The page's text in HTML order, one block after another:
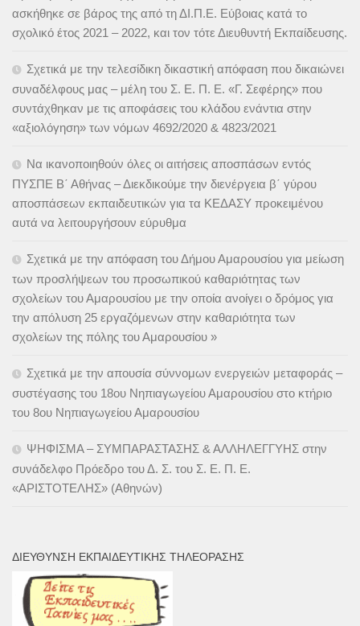
ασκήθηκε σε βάρος της από τη ΔΙ.Π.Ε. Εύβοιας κατά το
σχολικό έτος 2021 – 2022, και τον τότε Διευθυντή Εκπαίδευσης.
Σχετικά με την τελεσίδικη δικαστική απόφαση που δικαιώνει
συναδέλφους μας – μέλη του Σ. Ε. Π. Ε. «Γ. Σεφέρης» που
συντάχθηκαν με τις αποφάσεις του κλάδου ενάντια στην
«αξιολόγηση» των νόμων 4692/2020 & 4823/2021
Να ικανοποιηθούν όλες οι αιτήσεις αποσπάσων εντός
ΠΥΣΠΕ Β΄ Αθήνας – Διεκδικούμε την διενέργεια β΄ γύρου
αποσπάσεων εκπαιδευτικών για τα ΚΕΔΑΣΥ προκειμένου
αυτά να λειτουργήσουν εύρυθμα
Σχετικά με την απόφαση του Δήμου Αμαρουσίου για μείωση
των προσλήψεων του προσωπικού καθαριότητας των
σχολείων του Αμαρουσίου με την οποία ανοίγει ο δρόμος για
την απόλυση 25 εργαζόμενων στην καθαριότητα των
σχολείων της πόλης του Αμαρουσίου »
Σχετικά με την απουσία σύννομων ενεργειών μεταφοράς –
συστέγασης του 18ου Νηπιαγωγείου Αμαρουσίου στο κτήριο
του 8ου Νηπιαγωγείου Αμαρουσίου
ΨΗΦΙΣΜΑ – ΣΥΜΠΑΡΑΣΤΑΣΗΣ & ΑΛΛΗΛΕΓΓΥΗΣ στην
συνάδελφο Πρόεδρο του Δ. Σ. του Σ. Ε. Π. Ε.
«ΑΡΙΣΤΟΤΕΛΗΣ» (Αθηνών)
ΔΙΕΎΘΥΝΣΗ ΕΚΠΑΙΔΕΥΤΙΚΉΣ ΤΗΛΕΌΡΑΣΗΣ